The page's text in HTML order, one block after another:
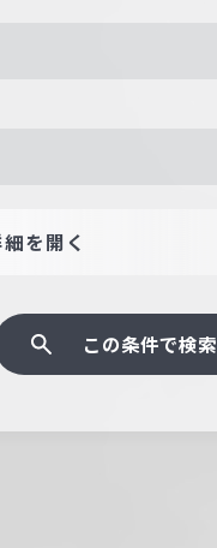
を開く
この条件で検索